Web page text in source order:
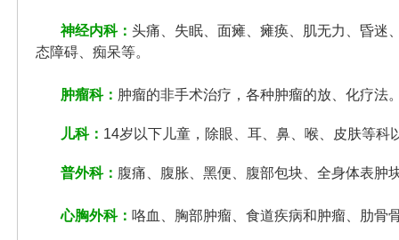
神经内科： 头痛、失眠、面瘫、瘫痪、肌无力、昏迷
态障碍、痴呆等。
肿瘤科： 肿瘤的非手术治疗，各种肿瘤的放、化疗法
儿科： 14岁以下儿童，除眼、耳、鼻、喉、皮肤等科
普外科： 腹痛、腹胀、黑便、腹部包块、全身体表肿
心胸外科： 咯血、胸部肿瘤、食道疾病和肿瘤、肋骨